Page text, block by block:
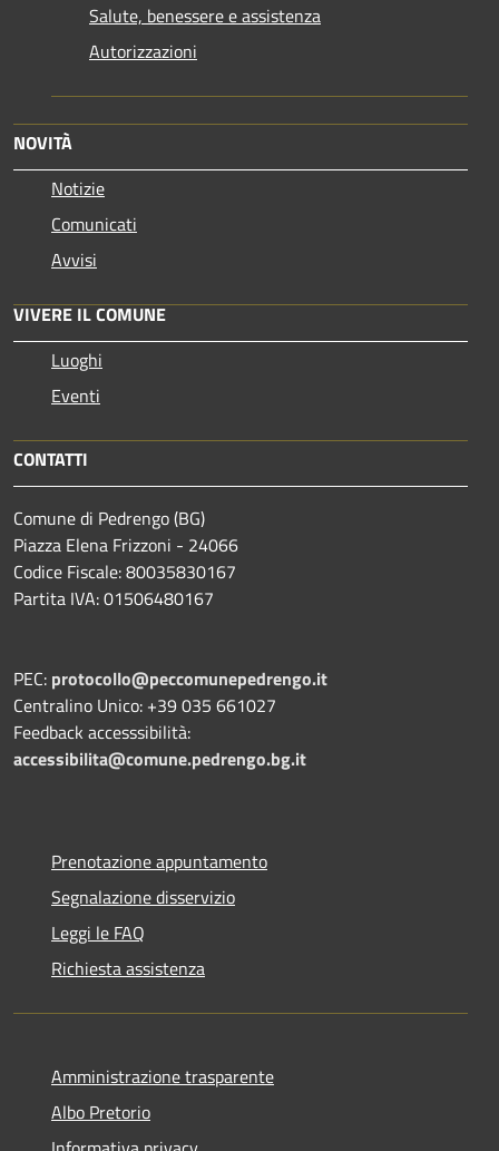
Salute, benessere e assistenza
Autorizzazioni
NOVITÀ
Notizie
Comunicati
Avvisi
VIVERE IL COMUNE
Luoghi
Eventi
CONTATTI
Comune di Pedrengo (BG)
Piazza Elena Frizzoni - 24066
Codice Fiscale: 80035830167
Partita IVA: 01506480167
PEC: protocollo@peccomunepedrengo.it
Centralino Unico: +39 035 661027
Feedback accesssibilità:
accessibilita@comune.pedrengo.bg.it
Prenotazione appuntamento
Segnalazione disservizio
Leggi le FAQ
Richiesta assistenza
Amministrazione trasparente
Albo Pretorio